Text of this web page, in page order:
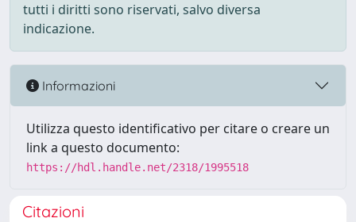
tutti i diritti sono riservati, salvo diversa
indicazione.
Informazioni
Utilizza questo identificativo per citare o creare un
link a questo documento:
https://hdl.handle.net/2318/1995518
Citazioni